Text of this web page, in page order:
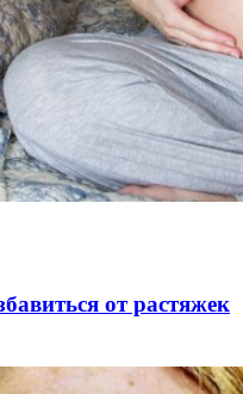
от растяжек